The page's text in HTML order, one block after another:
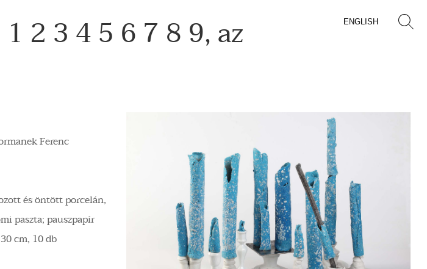
ENGLISH
2 3 4 5 6 7 8 9, az
Ferenc
és öntött porcelán,
paszta; pauszpapír
cm, 10 db